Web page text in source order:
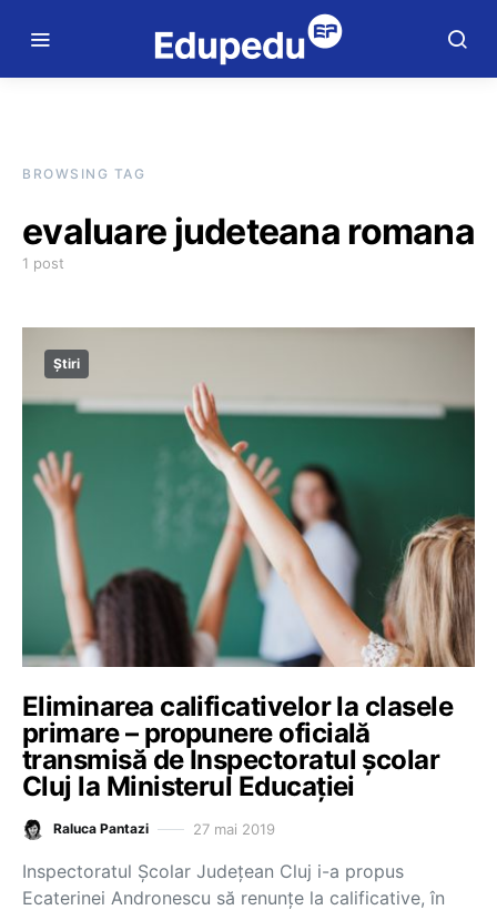
BROWSING TAG
evaluare judeteana romana
1 post
Știri
Eliminarea calificativelor la clasele
primare – propunere oficială
transmisă de Inspectoratul școlar
Cluj la Ministerul Educației
Raluca Pantazi 27 mai 2019
Inspectoratul Școlar Județean Cluj i-a propus
Ecaterinei Andronescu să renunțe la calificative, în